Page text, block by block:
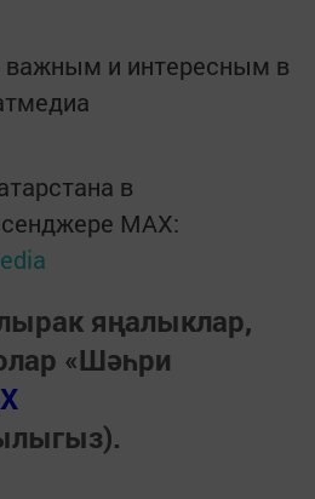
и интересным в
в
MАХ:
яңалыклар,
«Шәһри